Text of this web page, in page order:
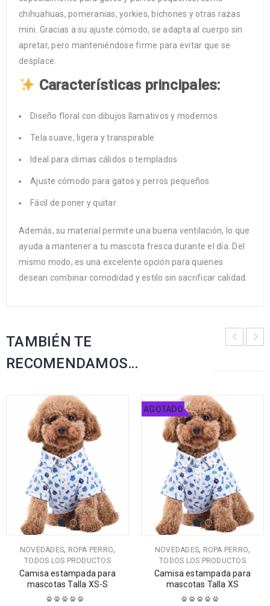
chihuahuas, pomeranias, yorkies, bichones y otras razas
mini. Gracias a su ajuste cómodo, se adapta al cuerpo sin
apretar, pero manteniéndose firme para evitar que se
desplace.
Características principales:
Diseño floral con dibujos llamativos y modernos
Tela suave, ligera y transpirable
Ideal para climas cálidos o templados
Ajuste cómodo para gatos y perros pequeños
Fácil de poner y quitar
Además, su material permite una buena ventilación, lo que
ayuda a mantener a tu mascota fresca durante el día. Del
mismo modo, es una excelente opción para quienes
desean combinar comodidad y estilo sin sacrificar calidad.
TAMBIÉN TE
RECOMENDAMOS…
NOVEDADES, ROPA PERRO,
TODOS LOS PRODUCTOS
Camisa estampada para
mascotas Talla XS-S
AGOTADO
NOVEDADES, ROPA PERRO,
TODOS LOS PRODUCTOS
Camisa estampada para
mascotas Talla XS